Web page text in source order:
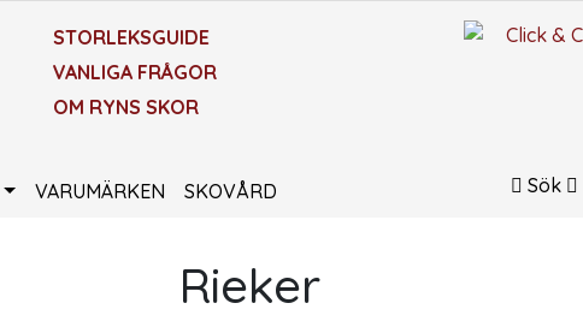
STORLEKSGUIDE
VANLIGA FRÅGOR
OM RYNS SKOR
VARUMÄRKEN SKOVÅRD Sök
Rieker